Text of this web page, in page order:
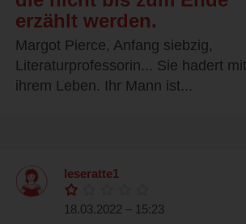
erzählt werden.
Margot Pierce, Anfang siebzig,
Literaturprofessorin... Sie hadert mit
ihrem Leben. Ihr Mann ist...
leseratte1
18.03.2022 – 15:23